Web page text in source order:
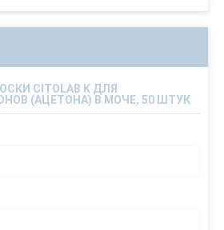
CITOLAB K ДЛЯ
(АЦЕТОНА) В МОЧЕ, 50 ШТУК